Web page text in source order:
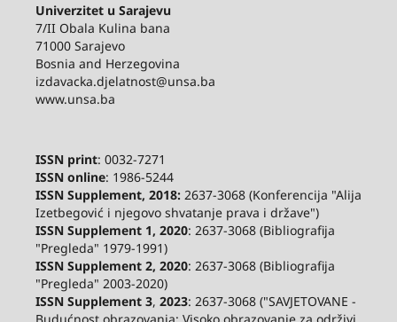
Univerzitet u Sarajevu
7/II Obala Kulina bana
71000 Sarajevo
Bosnia and Herzegovina
izdavacka.djelatnost@unsa.ba
www.unsa.ba
ISSN print: 0032-7271
ISSN online: 1986-5244
ISSN Supplement, 2018:2637-3068 (Konferencija "Alija
Izetbegović i njegovo shvatanje prava i države")
ISSN Supplement 1, 2020: 2637-3068 (Bibliografija
"Pregleda" 1979-1991)
ISSN Supplement 2, 2020: 2637-3068 (Bibliografija
"Pregleda" 2003-2020)
ISSN Supplement 3, 2023: 2637-3068 ("SAVJETOVANE -